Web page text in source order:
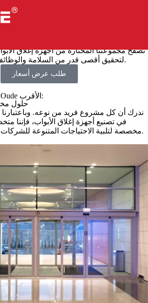
تصفح مجموعتنا المختارة من أجهزة إغلاق
لتحقيق أقصى قدر من السلامة والوظائف في قطاعات متعددة.
طلب عرض أسعار
الشركة المصنعة لباب Oude الأقرب:
حلول
في تصنيع أجهزة إغلاق الأبواب، فإننا
مخصصة لتلبية الاحتياجات المتنوعة للشركات عبر مختلف الصناعات.